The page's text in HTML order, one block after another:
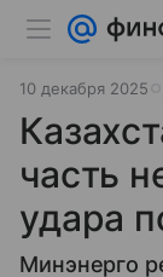
10 декабря 2025
часть
удара
Минэнерго